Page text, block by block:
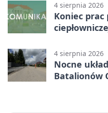
4 sierpnia 2026
Koniec
4 sierpnia 2026
Nocne
Batalionów